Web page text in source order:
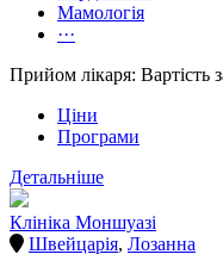
Мамологія
···
Прийом лікаря: Вартість
Ціни
Програми
Детальніше
Клініка Моншуазі
Швейцарія, Лозанна